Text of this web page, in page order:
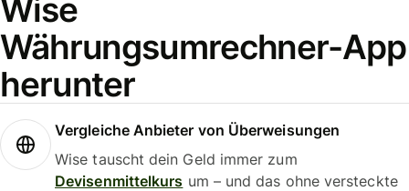
Wise
Währungsumrechner-App
herunter
Vergleiche Anbieter von Überweisungen
Wise tauscht dein Geld immer zum
Devisenmittelkurs um – und das ohne versteckte